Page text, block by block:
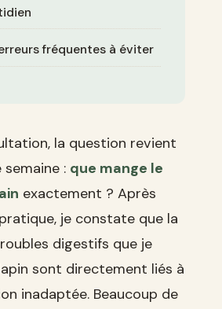
fréquentes à éviter
la question revient
semaine : que mange le
exactement ? Après
je constate que la
digestifs que je
sont directement liés à
inadaptée. Beaucoup de